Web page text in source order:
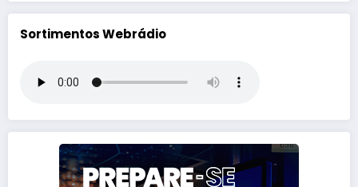
Sortimentos Webrádio